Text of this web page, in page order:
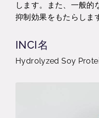
します。また、一般的
抑制効果をもたらしま
INCI名
Hydrolyzed Soy